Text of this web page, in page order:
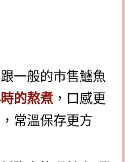
一般的市售鱸魚
的熬煮 ，口感更
常溫保存更方